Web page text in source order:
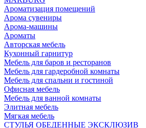
Ароматизация помещений
Арома сувениры
Арома-машины
Ароматы
Авторская мебель
Кухонный гарнитур
Мебель для баров и ресторанов
Мебель для гардеробной комнаты
Мебель для спальни и гостиной
Офисная мебель
Мебель для ванной комнаты
Элитная мебель
Мягкая мебель
СТУЛЬЯ ОБЕДЕННЫЕ ЭКСКЛЮЗИВ